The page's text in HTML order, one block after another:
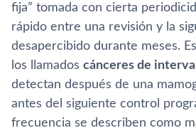
fija” tomada con cierta
rápido entre una revisión y la
desapercibido durante meses.
los llamados cánceres de
detectan después de una
antes del siguiente control
frecuencia se describen como